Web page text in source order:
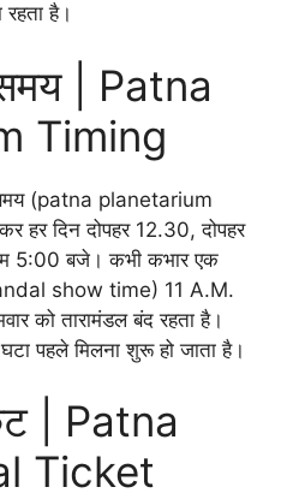
रहता है।
| Patna
Timing
(patna planetarium
हर दिन दोपहर 12.30, दोपहर
5:00 बजे। कभी कभार एक
show time) 11 A.M.
को तारामंडल बंद रहता है।
पहले मिलना शुरू हो जाता है।
| Patna
Ticket